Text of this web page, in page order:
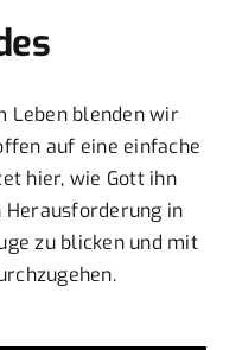
Leben blenden wir
auf eine einfache
hier, wie Gott ihn
in
zu blicken und mit